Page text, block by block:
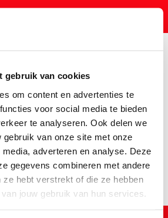
gebruik van cookies
om content en advertenties te
voor social media te bieden
te analyseren. Ook delen we
gebruik van onze site met onze
adverteren en analyse. Deze
gegevens combineren met andere
ze hebt verstrekt of die ze hebben
jouw gebruik van hun services.
Soepen, Conserven, Sauzen
niet kunnen vinden.